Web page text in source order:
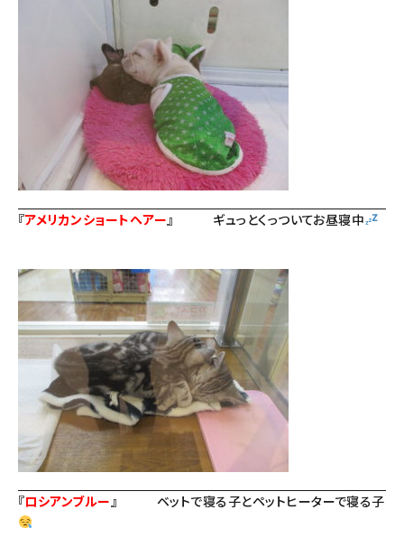
『アメリカンショートヘアー』 ギュっとくっついてお昼寝中
『ロシアンブルー』 ベットで寝る子とペットヒーターで寝る子